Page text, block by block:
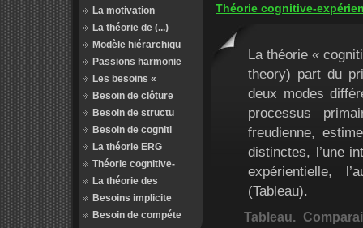
La motivation
La théorie de (...)
Modèle hiérarchiqu
Passions harmonie
Les besoins «
Besoin de clôture
Besoin de structu
Besoin de cogniti
La théorie ERG
Théorie cognitive-
La théorie des
Besoins implicite
Besoin de compéte
Théorie cognitive-
La théorie «
theory) part du
deux modes
processus
freudienne,
distinctes, l’une
expérientielle,
(Tableau).
Tableau.